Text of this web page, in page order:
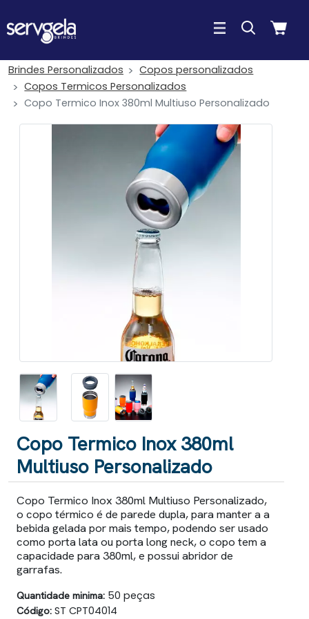
Brindes Personalizados
Copos personalizados
Copos Termicos Personalizados
Copo Termico Inox 380ml Multiuso Personalizado
Copo Termico Inox 380ml
Multiuso Personalizado
Copo Termico Inox 380ml Multiuso Personalizado,
o copo térmico é de parede dupla, para manter a a
bebida gelada por mais tempo, podendo ser usado
como porta lata ou porta long neck, o copo tem a
capacidade para 380ml, e possui abridor de
garrafas.
Quantidade minima: 50 peças
Código: ST CPT04014